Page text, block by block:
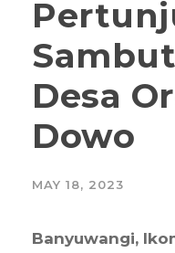
Desa
Dowo
MAY 18, 2023
Banyuwangi,